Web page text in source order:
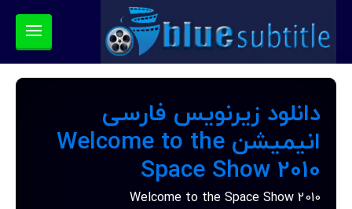
دانلود زیرنویس فارسی
انیمیشن Welcome to the
Space Show 2010
Welcome to the Space Show 2010